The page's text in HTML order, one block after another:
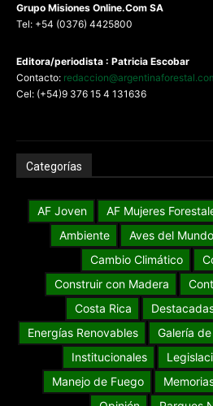
Grupo Misiones Online.Com SA
Tel: +54 (0376) 4425800
Editora/periodista : Patricia Escobar
Contacto:
Cel: (+54)9 376 15 4 131636
Categorías
AF Joven AF Mujeres
Ambiente
Aves del Mundo
Cambio Climático
Construir con Madera
Costa Rica
Energías Renovables
Galería
Institucionales
Manejo de Fuego